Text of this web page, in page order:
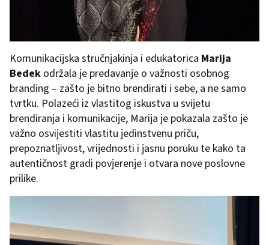
Komunikacijska stručnjakinja i edukatorica Marija
Bedek održala je predavanje o važnosti osobnog
branding – zašto je bitno brendirati i sebe, a ne samo
tvrtku. Polazeći iz vlastitog iskustva u svijetu
brendiranja i komunikacije, Marija je pokazala zašto je
važno osvijestiti vlastitu jedinstvenu priču,
prepoznatljivost, vrijednosti i jasnu poruku te kako ta
autentičnost gradi povjerenje i otvara nove poslovne
prilike.